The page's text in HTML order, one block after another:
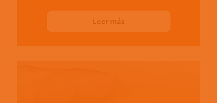
Leer más